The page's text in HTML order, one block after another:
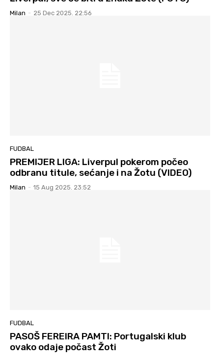
Milan - 25 Dec 2025. 22:56
FUDBAL
PREMIJER LIGA: Liverpul pokerom počeo
odbranu titule, sećanje i na Žotu (VIDEO)
Milan - 15 Aug 2025. 23:52
FUDBAL
PASOŠ FEREIRA PAMTI: Portugalski klub
ovako odaje počast Žoti